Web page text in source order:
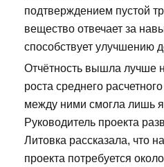
подтверждением пустой
вещество отвечает за
способствует улучшению
Отчётность вышла лучше
роста среднего
между ними смогла лишь
Руководитель проекта
Литовка рассказала, что
проекта потребуется